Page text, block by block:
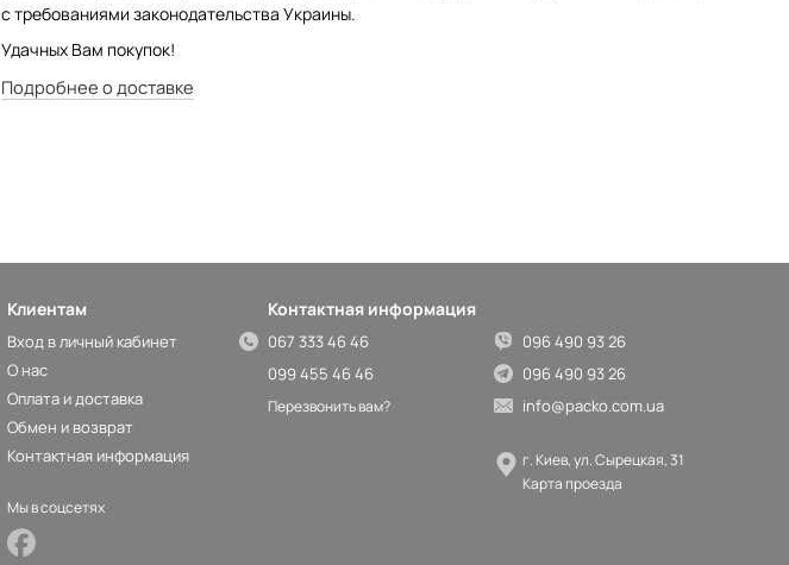
с требованиями законодательства Украины.
Удачных Вам покупок!
Подробнее о доставке
Клиентам
Вход в личный кабинет
О нас
Оплата и доставка
Обмен и возврат
Контактная информация
Мы в соцсетях
Контактная информация
067 333 46 46
099 455 46 46
Перезвонить вам?
096 490 93 26
096 490 93 26
info@packo.com.ua
г. Киев, ул. Сырецкая, 31
Карта проезда